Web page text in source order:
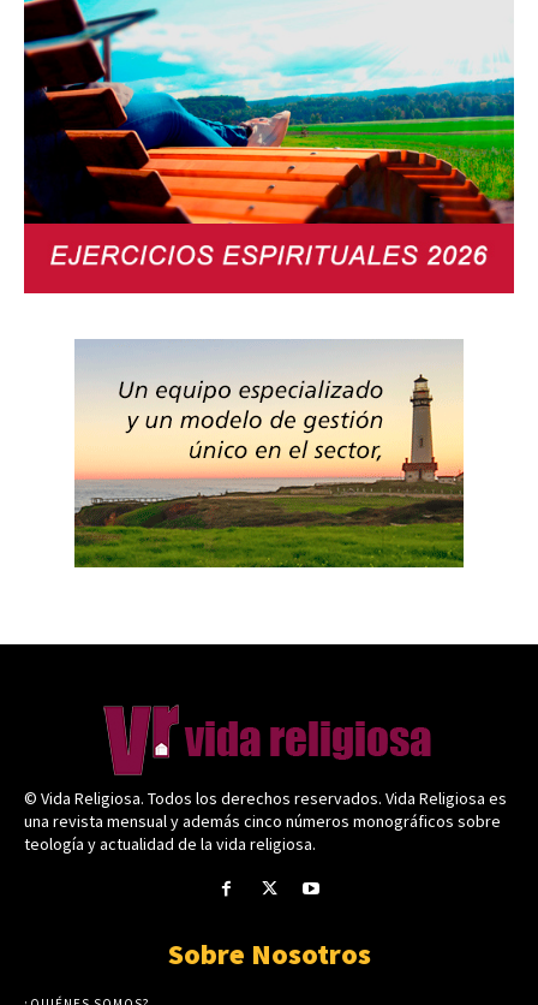
© Vida Religiosa. Todos los derechos reservados. Vida Religiosa es
una revista mensual y además cinco números monográficos sobre
teología y actualidad de la vida religiosa.
Sobre Nosotros